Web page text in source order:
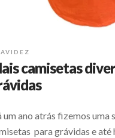
camisetas
um ano atrás fizemos uma
para grávidas e até